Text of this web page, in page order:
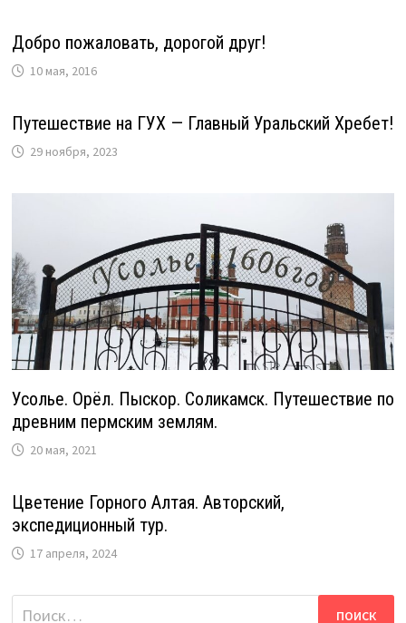
Добро пожаловать, дорогой друг!
10 мая, 2016
Путешествие на ГУХ — Главный Уральский Хребет!
29 ноября, 2023
Усолье. Орёл. Пыскор. Соликамск. Путешествие по
древним пермским землям.
20 мая, 2021
Цветение Горного Алтая. Авторский,
экспедиционный тур.
17 апреля, 2024
Найти: